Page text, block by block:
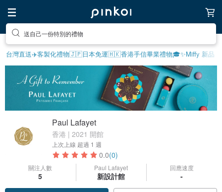
送自己一份特別的禮物
台灣直送✈️客製化禮物🇯🇵日本免運🇭🇰香港手信畢業禮物🎓✨Miffy 新品
Paul Lafayet
香港 | 2021 開館
上次上線 超過 1 週
0.0(0)
關注人數
5
Paul Lafayet
新設計館
回應速度
-